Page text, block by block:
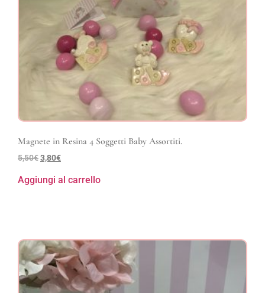
Magnete in Resina 4 Soggetti Baby Assortiti.
5,50€3,80€
Aggiungi al carrello